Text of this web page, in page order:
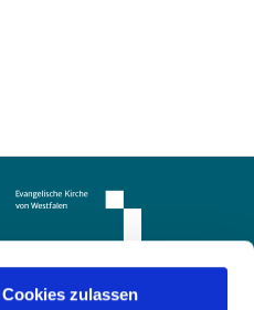
Cookies zulassen